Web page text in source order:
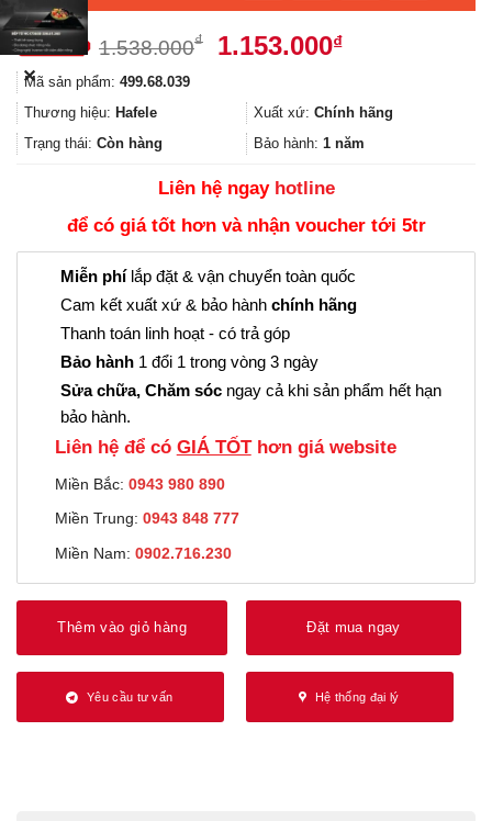
1.538.000₫
Giá
1.538.000₫.
1.153.000₫Giá
là:
1.153.000₫.
Mã sản phẩm: 499.68.039
Thương hiệu: Hafele Xuất xứ: Chính hãng
Trạng thái: Còn hàng Bảo hành: 1 năm
Liên hệ ngay hotline
để có giá tốt hơn và nhận voucher tới 5tr
Miễn phílắp đặt & vận chuyển toàn quốc
Cam kết xuất xứ & bảo hành chính hãng
Thanh toán linh hoạt - có trả góp
Bảo hành 1 đổi 1 trong vòng 3 ngày
Sửa chữa, Chăm sóc ngay cả khi sản phẩm hết hạn
bảo hành.
Liên hệ để có GIÁ TỐThơn giá website
Miền Bắc: 0943 980 890
Miền Trung: 0943 848 777
Miền Nam: 0902.716.230
Thêm vào giỏ hàng Đặt mua ngay
Yêu cầu tư vấn Hệ thống đại lý
✕